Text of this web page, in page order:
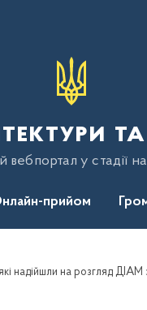
вебпортал у стадії
прийом
надійшли на розгляд